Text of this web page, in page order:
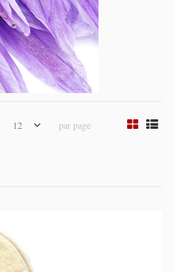
12 par page